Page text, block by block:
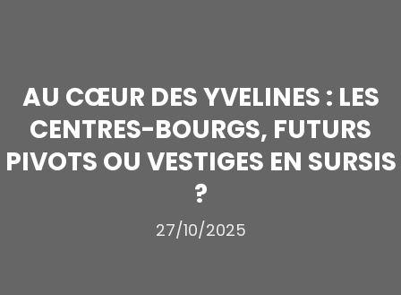
AU CŒUR DES YVELINES : LES
CENTRES-BOURGS, FUTURS
PIVOTS OU VESTIGES EN SURSIS
?
27/10/2025